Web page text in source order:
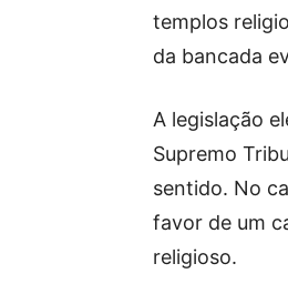
templos
da bancada
A legislação
Supremo
sentido. No
favor de um
religioso.